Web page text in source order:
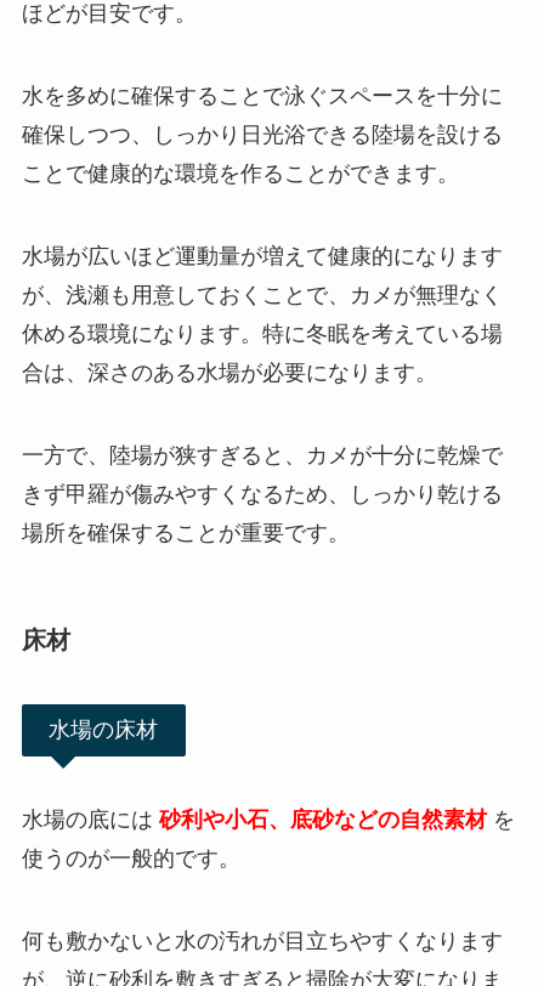
ほどが目安です。
水を多めに確保することで泳ぐスペースを十分に
確保しつつ、しっかり日光浴できる陸場を設ける
ことで健康的な環境を作ることができます。
水場が広いほど運動量が増えて健康的になります
が、浅瀬も用意しておくことで、カメが無理なく
休める環境になります。特に冬眠を考えている場
合は、深さのある水場が必要になります。
一方で、陸場が狭すぎると、カメが十分に乾燥で
きず甲羅が傷みやすくなるため、しっかり乾ける
場所を確保することが重要です。
床材
水場の床材
水場の底には砂利や小石、底砂などの自然素材を
使うのが一般的です。
何も敷かないと水の汚れが目立ちやすくなります
が、逆に砂利を敷きすぎると掃除が大変になりま